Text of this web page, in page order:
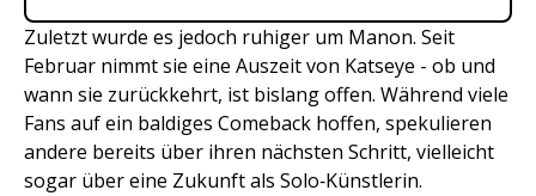
Zuletzt wurde es jedoch ruhiger um Manon. Seit
Februar nimmt sie eine Auszeit von Katseye - ob und
wann sie zurückkehrt, ist bislang offen. Während viele
Fans auf ein baldiges Comeback hoffen, spekulieren
andere bereits über ihren nächsten Schritt, vielleicht
sogar über eine Zukunft als Solo‑Künstlerin.